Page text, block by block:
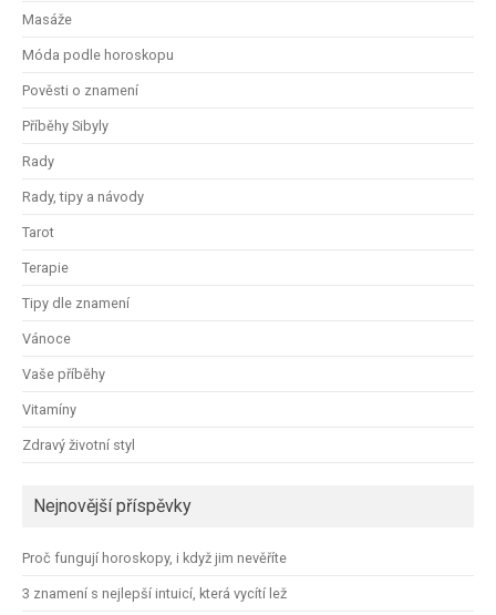
Masáže
Móda podle horoskopu
Pověsti o znamení
Příběhy Sibyly
Rady
Rady, tipy a návody
Tarot
Terapie
Tipy dle znamení
Vánoce
Vaše příběhy
Vitamíny
Zdravý životní styl
Nejnovější příspěvky
Proč fungují horoskopy, i když jim nevěříte
3 znamení s nejlepší intuicí, která vycítí lež